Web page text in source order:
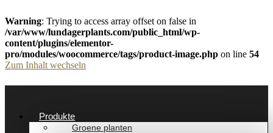
Warning: Trying to access array offset on false in
/var/www/lundagerplants.com/public_html/wp-
content/plugins/elementor-
pro/modules/woocommerce/tags/product-image.php on line 54
Zum Inhalt wechseln
Produkte
Groene planten